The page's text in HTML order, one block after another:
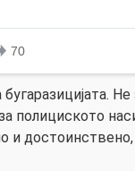
Не
полициското
и